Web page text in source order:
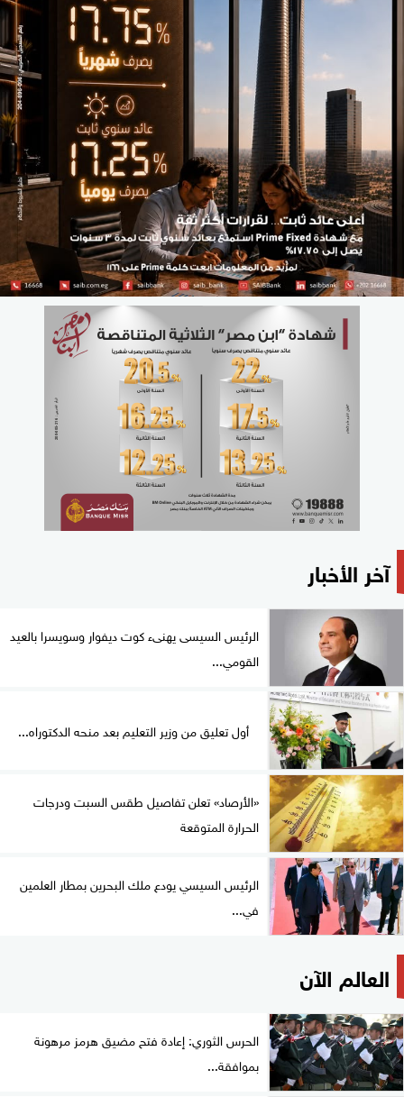
آخر الأخبار
الرئيس السيسى يهنىء كوت ديفوار وسويسرا بالعيد
القومي...
أول تعليق من وزير التعليم بعد منحه الدكتوراه...
«الأرصاد» تعلن تفاصيل طقس السبت ودرجات
الحرارة المتوقعة
الرئيس السيسي يودع ملك البحرين بمطار العلمين
في...
العالم الآن
الحرس الثوري: إعادة فتح مضيق هرمز مرهونة
بموافقة...